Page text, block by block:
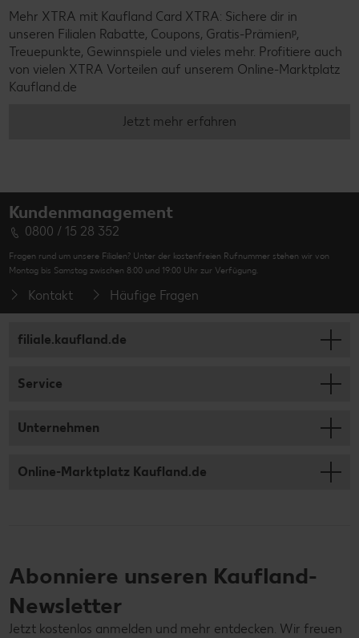
Mehr XTRA mit Kaufland Card XTRA: Sichere dir in
unseren Filialen Rabatte, Coupons, Gratis-Prämienᵖ,
Treuepunkte, Gewinnspiele und vieles mehr. Profitiere auch
von vielen XTRA Vorteilen auf unserem Online-Marktplatz
Kaufland.de
Jetzt mehr erfahren
Kundenmanagement
0800 / 15 28 352
Fragen rund um unsere Filialen? Unter der kostenfreien Rufnummer stehen wir von
Montag bis Samstag zwischen 8:00 und 19:00 Uhr zur Verfügung.
Kontakt Häufige Fragen
filiale.kaufland.de
Service
Unternehmen
Online-Marktplatz Kaufland.de
Abonniere unseren Kaufland-
Newsletter
Jetzt kostenlos anmelden und mehr entdecken. Wir freuen